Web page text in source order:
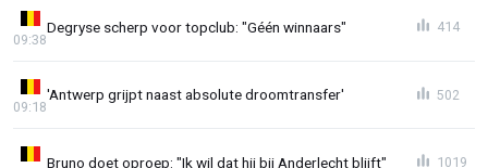
Degryse scherp voor topclub: "Géén winnaars"
09:38
414
'Antwerp grijpt naast absolute droomtransfer'
09:18
502
Bruno doet oproep: "Ik wil dat hij bij Anderlecht blijft" 1019